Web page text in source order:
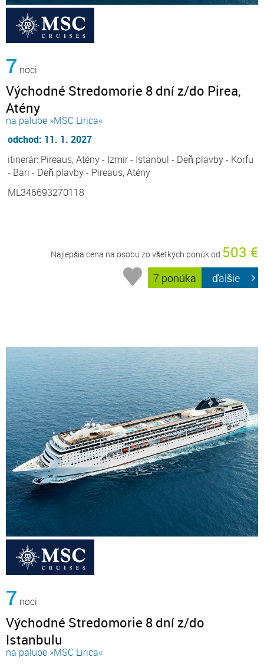
7 noci
Východné Stredomorie 8 dní z/do Pirea,
Atény
na palube »MSC Lirica«
odchod: 11. 1. 2027
itinerár: Pireaus, Atény - Izmir - Istanbul - Deň plavby - Korfu
- Bari - Deň plavby - Pireaus, Atény
ML346693270118
Najlepšia cena na osobu zo všetkých ponúk od 503 €
7 ponúka ďalšie
7 noci
Východné Stredomorie 8 dní z/do
Istanbulu
na palube »MSC Lirica«